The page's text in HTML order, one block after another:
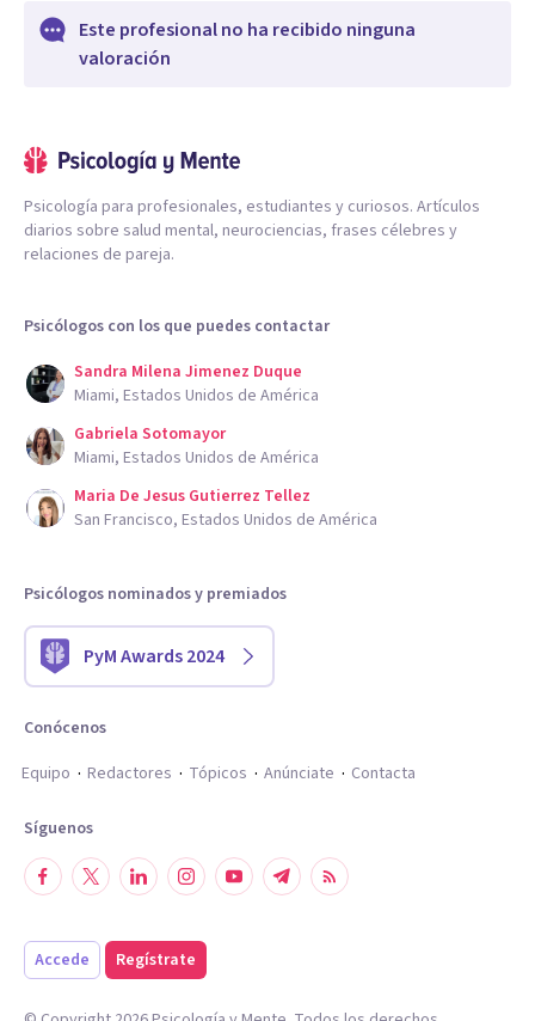
Este profesional no ha recibido ninguna
valoración
Psicología para profesionales, estudiantes y curiosos. Artículos
diarios sobre salud mental, neurociencias, frases célebres y
relaciones de pareja.
Psicólogos con los que puedes contactar
Sandra Milena Jimenez Duque
Miami, Estados Unidos de América
Gabriela Sotomayor
Miami, Estados Unidos de América
Maria De Jesus Gutierrez Tellez
San Francisco, Estados Unidos de América
Psicólogos nominados y premiados
PyM Awards 2024
Conócenos
Equipo
Redactores Tópicos Anúnciate Contacta
Síguenos
Accede Regístrate